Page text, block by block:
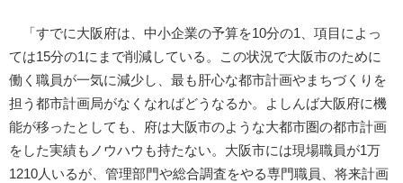
「すでに大阪府は、中小企業の予算を10分の1、項目によっ
ては15分の1にまで削減している。この状況で大阪市のために
働く職員が一気に減少し、最も肝心な都市計画やまちづくりを
担う都市計画局がなくなればどうなるか。よしんば大阪府に機
能が移ったとしても、府は大阪市のような大都市圏の都市計画
をした実績もノウハウも持たない。大阪市には現場職員が1万
1210人いるが、管理部門や総合調査をやる専門職員、将来計画